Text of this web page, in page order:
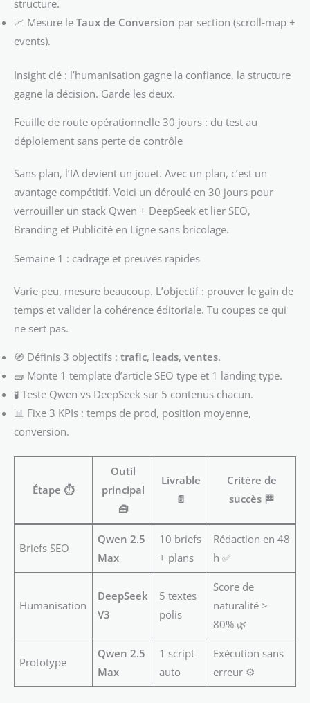
structure.
📈 Mesure le Taux de Conversion par section (scroll‑map +
events).
Insight clé : l’humanisation gagne la confiance, la structure
gagne la décision. Garde les deux.
Feuille de route opérationnelle 30 jours : du test au
déploiement sans perte de contrôle
Sans plan, l’IA devient un jouet. Avec un plan, c’est un
avantage compétitif. Voici un déroulé en 30 jours pour
verrouiller un stack Qwen + DeepSeek et lier SEO,
Branding et Publicité en Ligne sans bricolage.
Semaine 1 : cadrage et preuves rapides
Varie peu, mesure beaucoup. L’objectif : prouver le gain de
temps et valider la cohérence éditoriale. Tu coupes ce qui
ne sert pas.
🧭 Définis 3 objectifs : trafic, leads, ventes.
🧱 Monte 1 template d’article SEO type et 1 landing type.
🧪 Teste Qwen vs DeepSeek sur 5 contenus chacun.
📊 Fixe 3 KPIs : temps de prod, position moyenne,
conversion.
Étape ⏱️
Outil
principal
🧰
Livrable
📄
Critère de
succès 🏁
Briefs SEO
Qwen 2.5
Max
10 briefs
+ plans
Rédaction en 48
h ✅
Humanisation
DeepSeek
V3
5 textes
polis
Score de
naturalité >
80% 🌿
Prototype
Qwen 2.5
Max
1 script
auto
Exécution sans
erreur ⚙️